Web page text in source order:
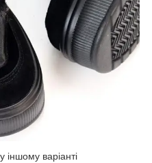
іншому варіанті